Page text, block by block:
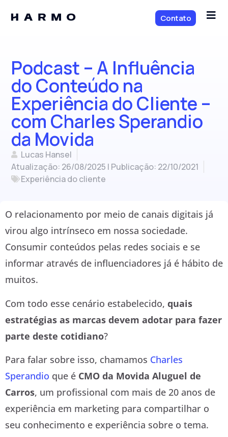
Contato
Podcast – A Influência
do Conteúdo na
Experiência do Cliente –
com Charles Sperandio
da Movida
Lucas Hansel
Atualização: 26/08/2025 | Publicação: 22/10/2021
Experiência do cliente
O relacionamento por meio de canais digitais já
virou algo intrínseco em nossa sociedade.
Consumir conteúdos pelas redes sociais e se
informar através de influenciadores já é hábito de
muitos.
Com todo esse cenário estabelecido, quais
estratégias as marcas devem adotar para fazer
parte deste cotidiano?
Para falar sobre isso, chamamos Charles
Sperandio que é CMO da Movida Aluguel de
Carros, um profissional com mais de 20 anos de
experiência em marketing para compartilhar o
seu conhecimento e experiência sobre o tema.